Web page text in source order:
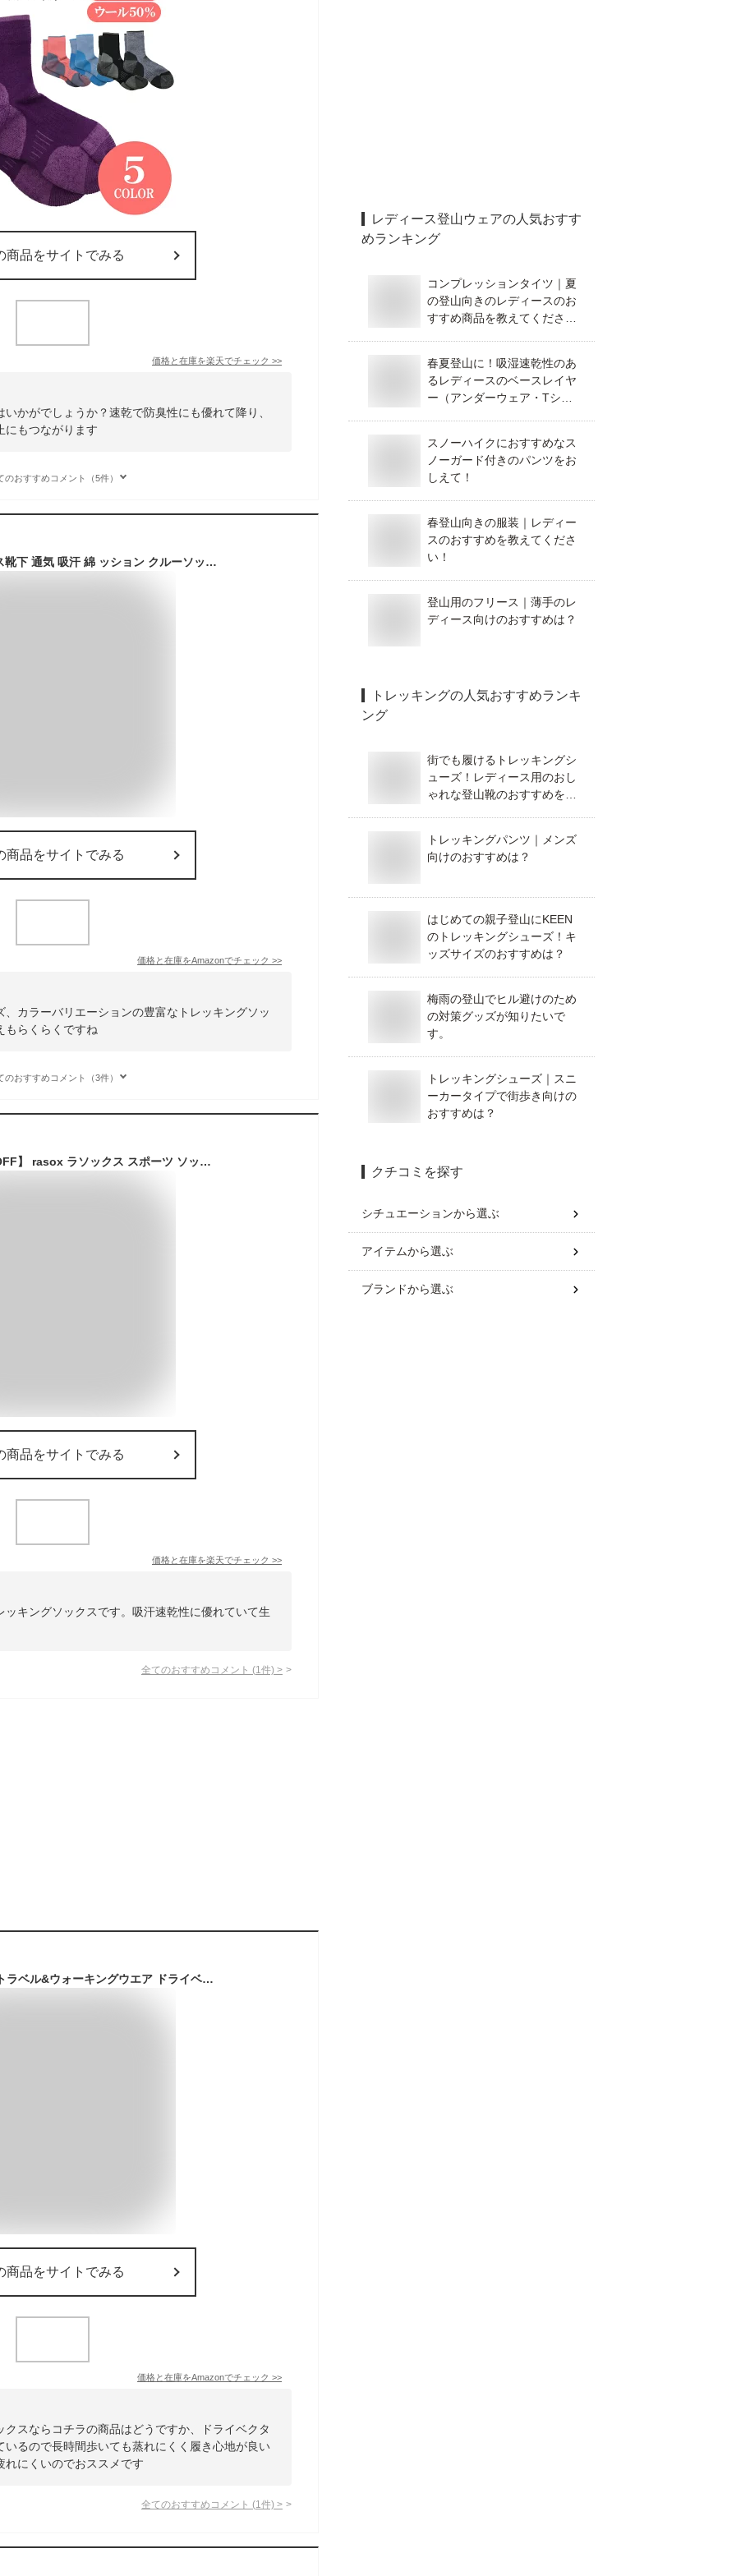
商品をサイトでみる
価格と在庫を楽天でチェック >>
かがでしょうか？速乾で防臭性にも優れて降り、
にもつながります
のおすすめコメント（5件）
[YUEDGE] レディース靴下 通気 吸汗 綿 ッション クルーソックス カジュアル スポーツ 登山 靴下 3足组セット 21 cm~27 cm
商品をサイトでみる
価格と在庫をAmazonでチェック >>
カラーバリエーションの豊富なトレッキングソッ
もらくらくですね
のおすすめコメント（3件）
【クーポン2点で5％OFF】 rasox ラソックス スポーツ ソックス カジュアル クルーソックス ( sp140cr01 ) ウォーキング トレッキング 靴下 メンズ レディース 吸汗 速乾 L字型 urbene アーベン 楽天 おしゃれ アーベン 普段使い 実用的 2024年
商品をサイトでみる
価格と在庫を楽天でチェック >>
キングソックスです。吸汗速乾性に優れていて生
全てのおすすめコメント (1 件) >
[ミズノ] アウトドア トラベル&ウォーキングウエア ドライベクター薄手パイルソックス B2JX0204 レディース チャコール 日本 F (FREE サイズ)
商品をサイトでみる
価格と在庫をAmazonでチェック >>
スならコチラの商品はどうですか、ドライベクタ
るので長時間歩いても蒸れにくく履き心地が良い
れにくいのでおススメです
全てのおすすめコメント (1 件) >
レディース登山ウェアの人気おすす
めランキング
コンプレッションタイツ｜夏
の登山向きのレディースのお
すすめ商品を教えてくださ
春夏登山に！吸湿速乾性のあ
るレディースのベースレイヤ
ー（アンダーウェア・Tシャ
スノーハイクにおすすめなス
ノーガード付きのパンツをお
しえて！
春登山向きの服装｜レディー
スのおすすめを教えてくださ
い！
登山用のフリース｜薄手のレ
ディース向けのおすすめは？
トレッキングの人気おすすめランキ
ング
街でも履けるトレッキングシ
ューズ！レディース用のおし
ゃれな登山靴のおすすめを教
トレッキングパンツ｜メンズ
向けのおすすめは？
はじめての親子登山にKEEN
のトレッキングシューズ！キ
ッズサイズのおすすめは？
梅雨の登山でヒル避けのため
の対策グッズが知りたいで
す。
トレッキングシューズ｜スニ
ーカータイプで街歩き向けの
おすすめは？
クチコミを探す
シチュエーションから選ぶ
アイテムから選ぶ
ブランドから選ぶ